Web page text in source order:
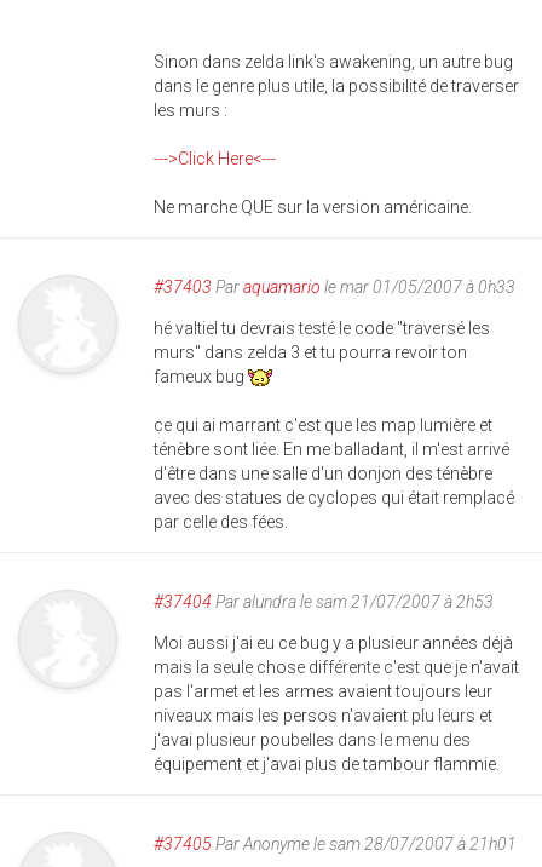
Sinon dans zelda link's awakening, un autre bug
dans le genre plus utile, la possibilité de traverser
les murs :
--->Click Here<---
Ne marche QUE sur la version américaine.
#37403 Paraquamario le mar 01/05/2007 à 0h33
hé valtiel tu devrais testé le code "traversé les
murs" dans zelda 3 et tu pourra revoir ton
fameux bug
ce qui ai marrant c'est que les map lumière et
ténèbre sont liée. En me balladant, il m'est arrivé
d'être dans une salle d'un donjon des ténèbre
avec des statues de cyclopes qui était remplacé
par celle des fées.
#37404 Paralundrale sam 21/07/2007 à 2h53
Moi aussi j'ai eu ce bug y a plusieur années déjà
mais la seule chose différente c'est que je n'avait
pas l'armet et les armes avaient toujours leur
niveaux mais les persos n'avaient plu leurs et
j'avai plusieur poubelles dans le menu des
équipement et j'avai plus de tambour flammie.
#37405ParAnonymele sam 28/07/2007 à 21h01